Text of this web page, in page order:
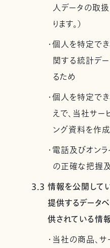
人データの取
ります。）
・個人を特定で
関する統計デ
るため
・個人を特定で
えで、当社サー
ング資料を作
・電話及びオン
の正確な把握
3.3 情報を公開して
提供するデータ
供されている情
・当社の商品、サ